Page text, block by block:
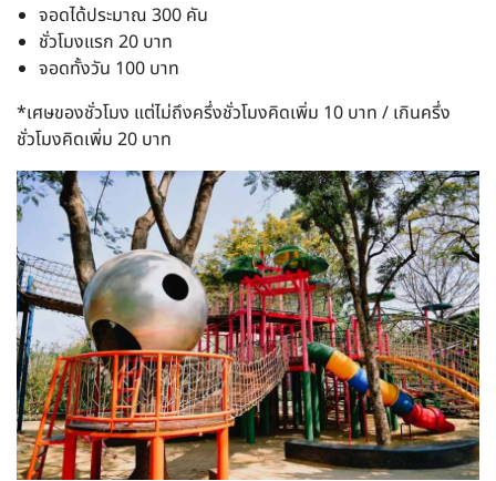
จอดได้ประมาณ 300 คัน
ชั่วโมงแรก 20 บาท
จอดทั้งวัน 100 บาท
*เศษของชั่วโมง แต่ไม่ถึงครึ่งชั่วโมงคิดเพิ่ม 10 บาท / เกินครึ่ง
ชั่วโมงคิดเพิ่ม 20 บาท